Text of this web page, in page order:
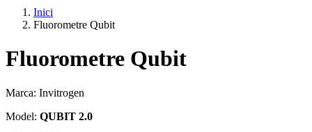
Inici
Fluorometre Qubit
Fluorometre Qubit
Marca: Invitrogen
Model: QUBIT 2.0